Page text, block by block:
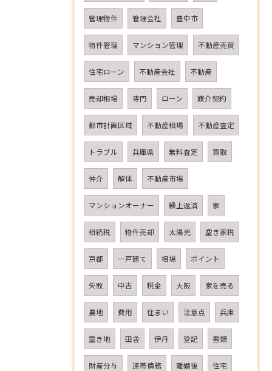
管理物件 管理会社 豊中市
物件管理 マンション管理 不動産売買
住宅ローン 不動産会社 不動産
売却相場 専門 ローン 媒介契約
都市計画区域 不動産相場 不動産査定
トラブル 兵庫県 無料査定 買取
仲介 解体 不動産市場
マンションオーナー 繰上返済 家
相続税 物件売却 太陽光 空き家税
京都 一戸建て 相場 ポイント
失敗 中古 税金 大阪 家を売る
農地 費用 住まい 注意点 兵庫
空き地 田舎 伊丹 登記 書類
財産分与 連帯債務 離婚後 住宅